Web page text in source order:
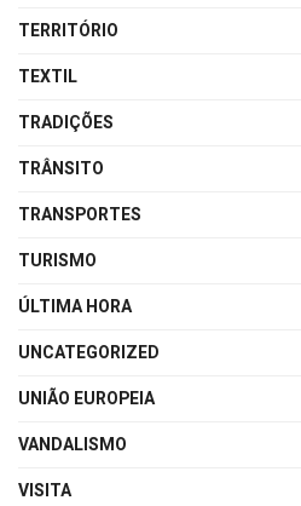
TERRITÓRIO
TEXTIL
TRADIÇÕES
TRÂNSITO
TRANSPORTES
TURISMO
ÚLTIMA HORA
UNCATEGORIZED
UNIÃO EUROPEIA
VANDALISMO
VISITA